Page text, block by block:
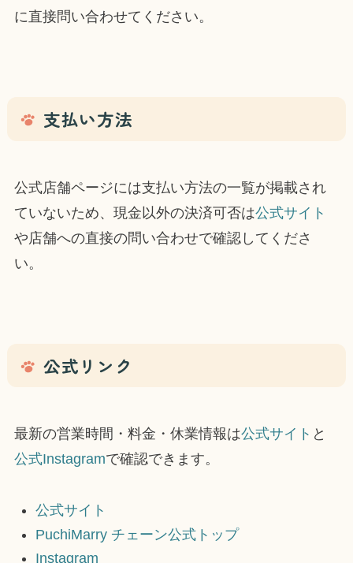
に直接問い合わせてください。
支払い方法
公式店舗ページには支払い方法の一覧が掲載され
ていないため、現金以外の決済可否は公式サイト
や店舗への直接の問い合わせで確認してくださ
い。
公式リンク
最新の営業時間・料金・休業情報は公式サイト と
公式Instagramで確認できます。
公式サイト
PuchiMarry チェーン公式トップ
Instagram